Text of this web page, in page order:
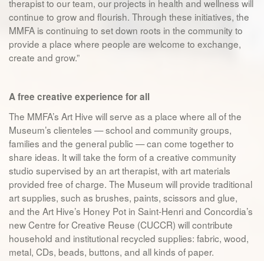
therapist to our team, our projects in health and wellness will
continue to grow and flourish. Through these initiatives, the
MMFA is continuing to set down roots in the community to
provide a place where people are welcome to exchange,
create and grow.”
A free creative experience for all
The MMFA’s Art Hive will serve as a place where all of the
Museum’s clienteles — school and community groups,
families and the general public — can come together to
share ideas. It will take the form of a creative community
studio supervised by an art therapist, with art materials
provided free of charge. The Museum will provide traditional
art supplies, such as brushes, paints, scissors and glue,
and the Art Hive’s Honey Pot in Saint-Henri and Concordia’s
new Centre for Creative Reuse (CUCCR) will contribute
household and institutional recycled supplies: fabric, wood,
metal, CDs, beads, buttons, and all kinds of paper.